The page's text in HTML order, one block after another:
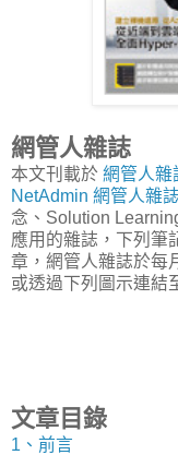
網管人雜誌
本文刊載於 網管人雜
NetAdmin 網管人雜誌
念、Solution
應用的雜誌，下列筆
章，網管人雜誌於每
或透過下列圖示連結
文章目錄
1、前言